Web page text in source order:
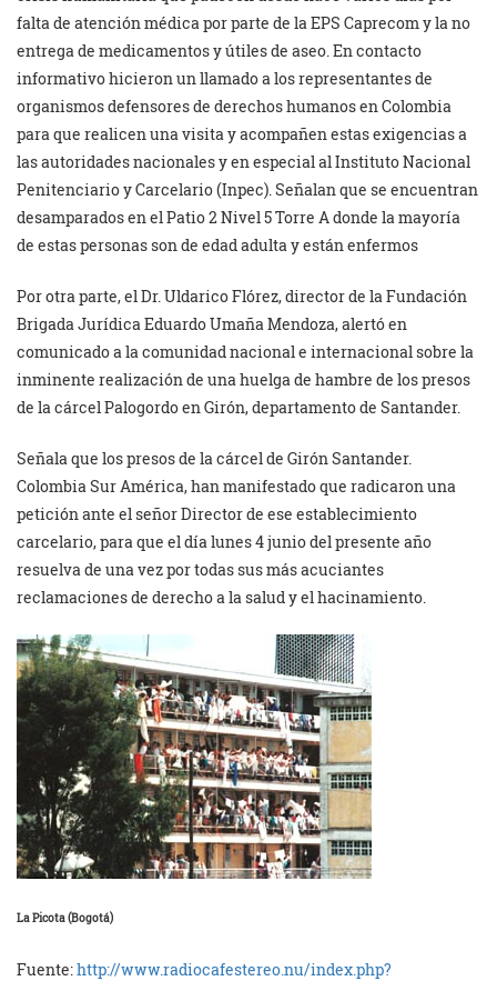
falta de atención médica por parte de la EPS Caprecom y la no
entrega de medicamentos y útiles de aseo. En contacto
informativo hicieron un llamado a los representantes de
organismos defensores de derechos humanos en Colombia
para que realicen una visita y acompañen estas exigencias a
las autoridades nacionales y en especial al Instituto Nacional
Penitenciario y Carcelario (Inpec). Señalan que se encuentran
desamparados en el Patio 2 Nivel 5 Torre A donde la mayoría
de estas personas son de edad adulta y están enfermos
Por otra parte, el Dr. Uldarico Flórez, director de la Fundación
Brigada Jurídica Eduardo Umaña Mendoza, alertó en
comunicado a la comunidad nacional e internacional sobre la
inminente realización de una huelga de hambre de los presos
de la cárcel Palogordo en Girón, departamento de Santander.
Señala que los presos de la cárcel de Girón Santander.
Colombia Sur América, han manifestado que radicaron una
petición ante el señor Director de ese establecimiento
carcelario, para que el día lunes 4 junio del presente año
resuelva de una vez por todas sus más acuciantes
reclamaciones de derecho a la salud y el hacinamiento.
La Picota (Bogotá)
Fuente:http://www.radiocafestereo.nu/index.php?